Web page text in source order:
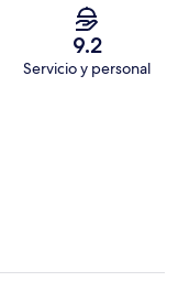
9.2
Servicio y personal